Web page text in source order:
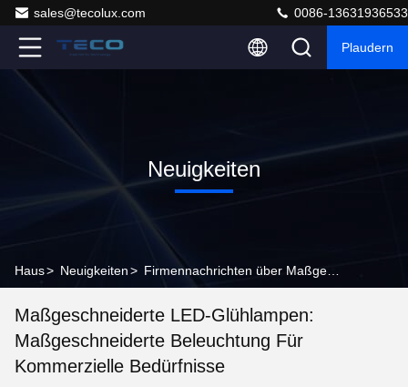
sales@tecolux.com 0086-13631936533
Plaudern
Neuigkeiten
Haus> Neuigkeiten>
Maßgeschneiderte LED-Glühlampen:
Maßgeschneiderte Beleuchtung Für
Kommerzielle Bedürfnisse